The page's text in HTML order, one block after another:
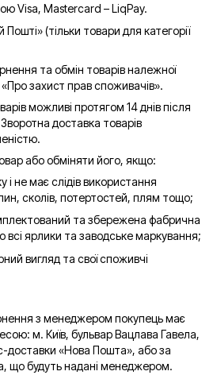
Visa, Mastercard – LiqPay.
Пошті» (тільки товари для категорії
та обмін товарів належної
«Про захист прав споживачів».
можливі протягом 14 днів після
доставка товарів
або обміняти його, якщо:
і не має слідів використання
сколів, потертостей, плям тощо;
та збережена фабрична
всі ярлики та заводське маркування;
вигляд та свої споживчі
з менеджером покупець має
м. Київ, бульвар Вацлава Гавела,
доставки «Нова Пошта», або за
що будуть надані менеджером.